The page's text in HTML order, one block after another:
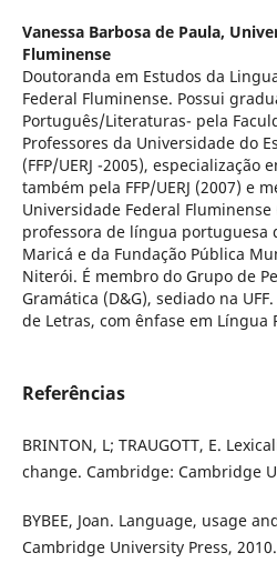
Vanessa Barbosa de Paula,
Fluminense
Doutoranda em Estudos da
Federal Fluminense. Possui
Português/Literaturas- pela
Professores da Universidade do
(FFP/UERJ -2005), especialização
também pela FFP/UERJ (2007) e
Universidade Federal
professora de língua portuguesa
Maricá e da Fundação Pública
Niterói. É membro do Grupo de
Gramática (D&G), sediado na
de Letras, com ênfase em Língua
Referências
BRINTON, L; TRAUGOTT, E.
change. Cambridge: Cambridge
BYBEE, Joan. Language, usage
Cambridge University Press, 2010.